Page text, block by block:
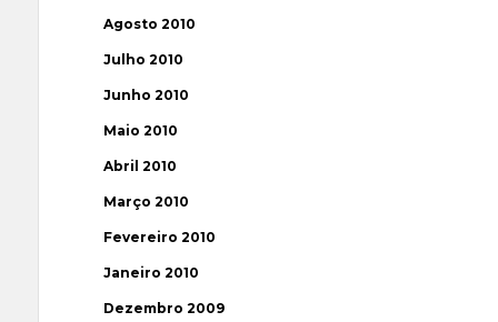
Agosto 2010
Julho 2010
Junho 2010
Maio 2010
Abril 2010
Março 2010
Fevereiro 2010
Janeiro 2010
Dezembro 2009